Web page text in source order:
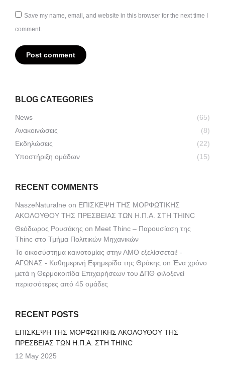
Save my name, email, and website in this browser for the next time I
comment.
Post comment
BLOG CATEGORIES
News
(65)
Ανακοινώσεις
(8)
Εκδηλώσεις
(22)
Υποστήριξη ομάδων
(15)
RECENT COMMENTS
NaszeNaturalne on ΕΠΙΣΚΕΨΗ ΤΗΣ ΜΟΡΦΩΤΙΚΗΣ
ΑΚΟΛΟΥΘΟΥ ΤΗΣ ΠΡΕΣΒΕΙΑΣ ΤΩΝ Η.Π.Α. ΣΤΗ THINC
Θεόδωρος Ρουσάκης on Meet Thinc – Παρουσίαση της
Thinc στο Τμήμα Πολιτικών Μηχανικών
Το οικοσύστημα καινοτομίας στην ΑΜΘ εξελίσσεται! -
ΑΓΩΝΑΣ - Καθημερινή Εφημερίδα της Θράκης on Ένα χρόνο
μετά η Θερμοκοιτίδα Επιχειρήσεων του ΔΠΘ φιλοξενεί
περισσότερες από 45 ομάδες
RECENT POSTS
ΕΠΙΣΚΕΨΗ ΤΗΣ ΜΟΡΦΩΤΙΚΗΣ ΑΚΟΛΟΥΘΟΥ ΤΗΣ
ΠΡΕΣΒΕΙΑΣ ΤΩΝ Η.Π.Α. ΣΤΗ THINC
12 May 2025